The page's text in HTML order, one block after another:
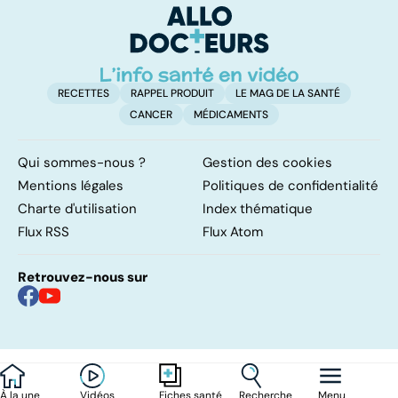
À la une Vidéos Recherche Menu
d'angine ?
RECETTES RAPPEL PRODUIT
LE MAG DE LA SANTÉ
CANCER
MÉDICAMENTS
Qui sommes-nous ?
Gestion des cookies
Mentions légales
Politiques de confidentialité
Charte d'utilisation
Index thématique
Flux RSS
Flux Atom
Retrouvez-nous sur